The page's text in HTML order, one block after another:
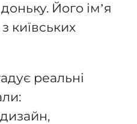
Його ім’я
київських
реальні